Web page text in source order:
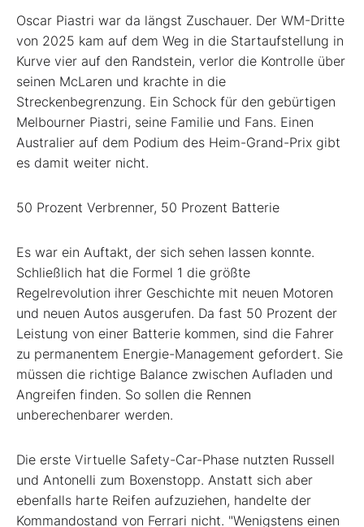
Oscar Piastri war da längst Zuschauer. Der WM-Dritte
von 2025 kam auf dem Weg in die Startaufstellung in
Kurve vier auf den Randstein, verlor die Kontrolle über
seinen McLaren und krachte in die
Streckenbegrenzung. Ein Schock für den gebürtigen
Melbourner Piastri, seine Familie und Fans. Einen
Australier auf dem Podium des Heim-Grand-Prix gibt
es damit weiter nicht.
50 Prozent Verbrenner, 50 Prozent Batterie
Es war ein Auftakt, der sich sehen lassen konnte.
Schließlich hat die Formel 1 die größte
Regelrevolution ihrer Geschichte mit neuen Motoren
und neuen Autos ausgerufen. Da fast 50 Prozent der
Leistung von einer Batterie kommen, sind die Fahrer
zu permanentem Energie-Management gefordert. Sie
müssen die richtige Balance zwischen Aufladen und
Angreifen finden. So sollen die Rennen
unberechenbarer werden.
Die erste Virtuelle Safety-Car-Phase nutzten Russell
und Antonelli zum Boxenstopp. Anstatt sich aber
ebenfalls harte Reifen aufzuziehen, handelte der
Kommandostand von Ferrari nicht. "Wenigstens einen